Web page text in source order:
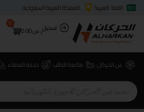
اللغة: العربية
المملكة العربية السعودية
تسجيلر.س0.00
0
عن الحركان متابعة الطلب خدمة العملاء